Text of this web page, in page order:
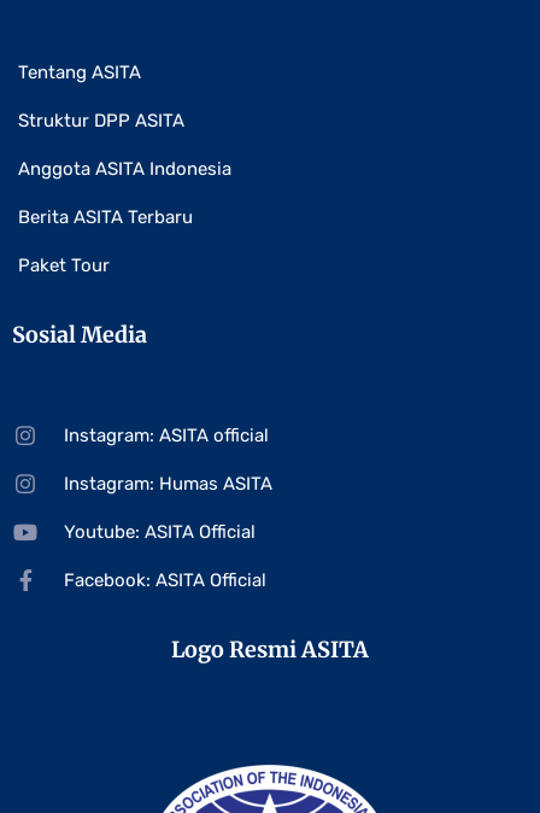
Tentang ASITA
Struktur DPP ASITA
Anggota ASITA Indonesia
Berita ASITA Terbaru
Paket Tour
Sosial Media
Instagram: ASITA official
Instagram: Humas ASITA
Youtube: ASITA Official
Facebook: ASITA Official
Logo Resmi ASITA